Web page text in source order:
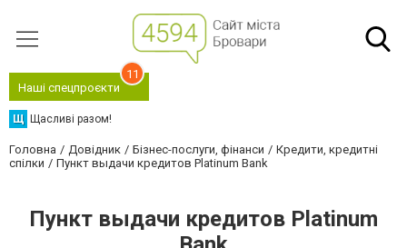
Наші спецпроєкти
11
Щ Щасливі разом!
Головна Довідник Бізнес-послуги, фінанси
Кредити, кредитні
спілки
Пункт выдачи кредитов Platinum Bank
Пункт выдачи кредитов Platinum